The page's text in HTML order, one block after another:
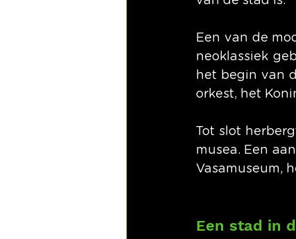
Een van de
neoklassiek
het begin van
orkest, het
Tot slot
musea. Een
Vasamuseum,
Een stad in